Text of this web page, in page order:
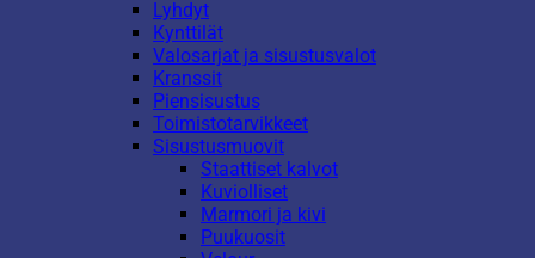
Lyhdyt
Kynttilät
Valosarjat ja sisustusvalot
Kranssit
Piensisustus
Toimistotarvikkeet
Sisustusmuovit
Staattiset kalvot
Kuviolliset
Marmori ja kivi
Puukuosit